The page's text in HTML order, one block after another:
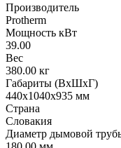
Производитель
Protherm
Мощность кВт
39.00
Вес
380.00 кг
Габариты (ВхШхГ)
440х1040х935 мм
Страна
Словакия
Диаметр дымовой